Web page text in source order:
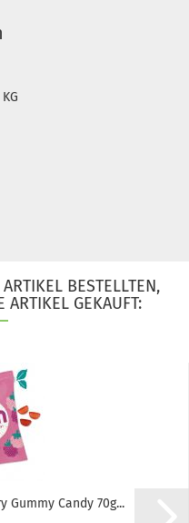
BESTELLTEN,
ARTIKEL GEKAUFT:
Gummy Candy 70g...